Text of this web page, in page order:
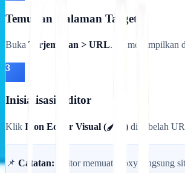
Temukan Halaman Target
Buka Terjemahan > URL. Ini menampilkan
3
Inisialisasi Editor
Klik Ikon Editor Visual (🖌️/🖥️) di sebelah
📌 Catatan: Editor memuat proxy langsung